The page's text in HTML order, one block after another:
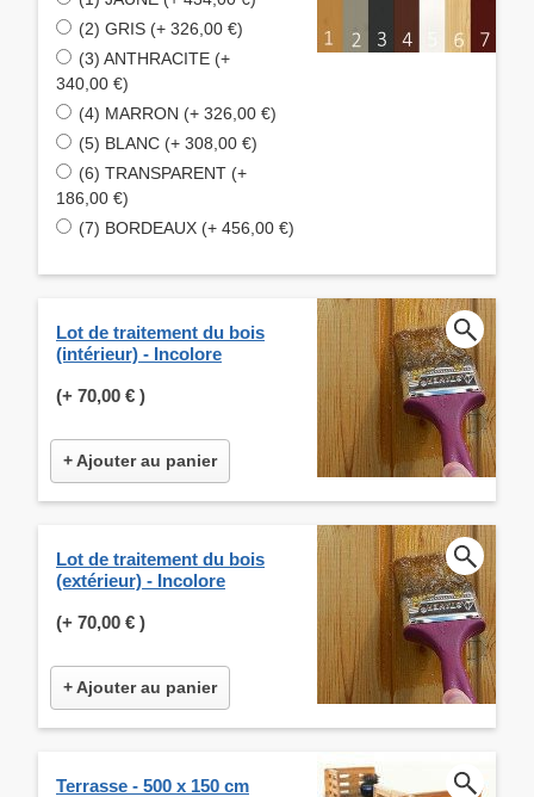
(2) GRIS (+ 326,00 €)
(3) ANTHRACITE (+
340,00 €)
(4) MARRON (+ 326,00 €)
(5) BLANC (+ 308,00 €)
(6) TRANSPARENT (+
186,00 €)
(7) BORDEAUX (+ 456,00 €)
Lot de traitement du bois
(intérieur) - Incolore
(+ 70,00 € )
+ Ajouter au panier
Lot de traitement du bois
(extérieur) - Incolore
(+ 70,00 € )
+ Ajouter au panier
Terrasse - 500 x 150 cm